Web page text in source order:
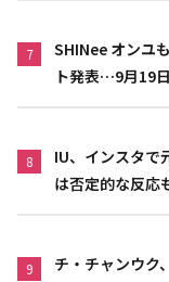
7
SHINee オンユ
ト発表…9月19
8
IU、インスタで
は否定的な反応
9
チ・チャンウク